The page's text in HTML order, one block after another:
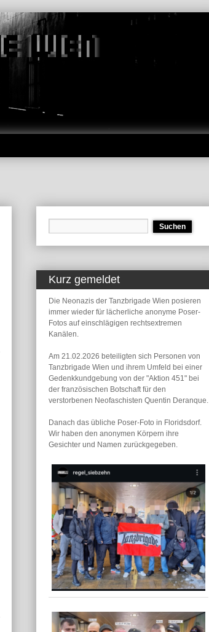
Kurz gemeldet
Die Neonazis der Tanzbrigade Wien posieren
immer wieder für lächerliche anonyme Poser-
Fotos auf einschlägigen rechtsextremen
Kanälen.
Am 21.02.2026 beteiligten sich Personen von
Tanzbrigade Wien und ihrem Umfeld bei einer
Gedenkkundgebung von der "Aktion 451" bei
der französischen Botschaft für den
verstorbenen Neofaschisten Quentin Deranque.
Danach das übliche Poser-Foto in Floridsdorf.
Wir haben den anonymen Körpern ihre
Gesichter und Namen zurückgegeben.